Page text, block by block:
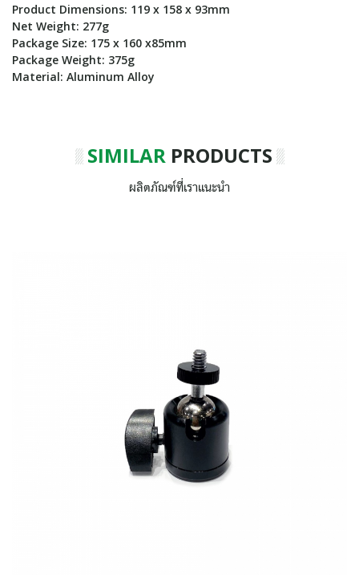
Product Dimensions: 119 x 158 x 93mm
Net Weight: 277g
Package Size: 175 x 160 x85mm
Package Weight: 375g
Material: Aluminum Alloy
SIMILARPRODUCTS
ผลิตภัณฑ์ที่เราแนะนำ